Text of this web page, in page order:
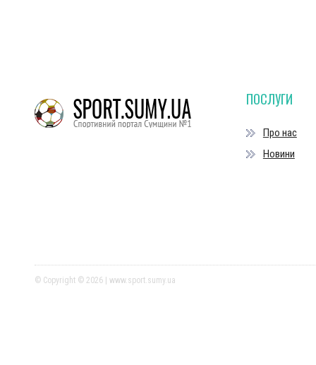
ПОСЛУГИ
Про нас
Новини
© Copyright © 2026 | www.sport.sumy.ua